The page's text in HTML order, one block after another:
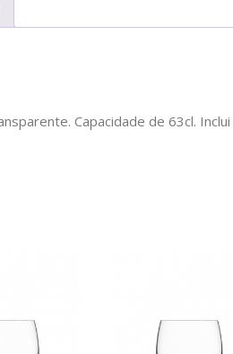
Capacidade de 63cl.